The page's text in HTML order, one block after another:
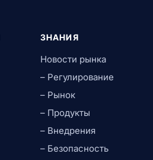
ЗНАНИЯ
Новости рынка
– Регулирование
– Рынок
– Продукты
– Внедрения
– Безопасность